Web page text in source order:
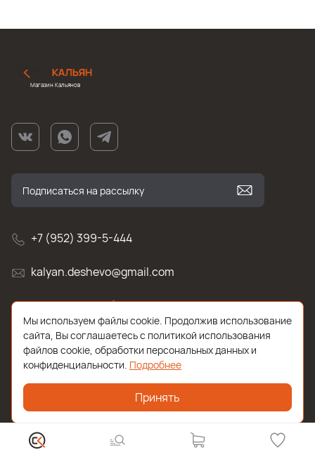
Магазин Кальянов
+7 (952) 399-5-444
kalyan.deshevo@gmail.com
г. Санкт-Петербург, улица Белы Куна , д.2к1
2026 © Все права защищены. Работает наReadyScript
Мы используем файлы cookie. Продолжив использование
сайта, Вы соглашаетесь с политикой использования
файлов cookie, обработки персональных данных и
конфиденциальности. Подробнее
Принять